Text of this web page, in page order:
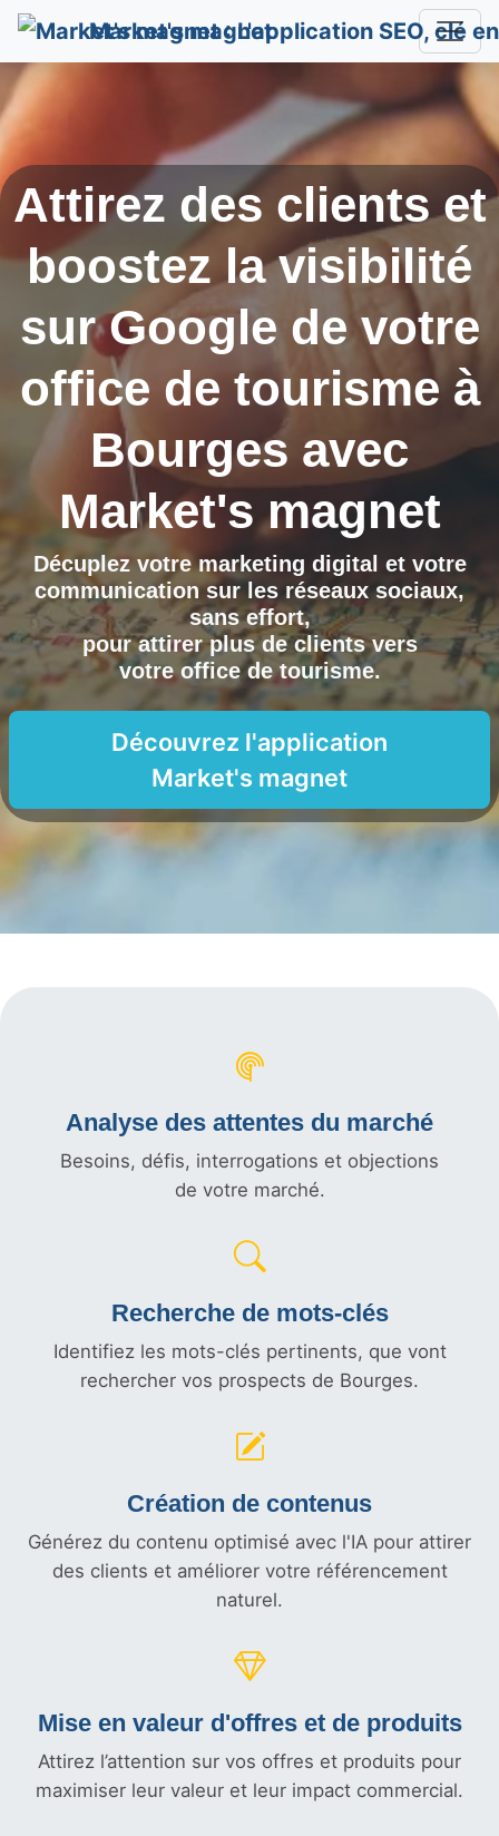
Market's magnet
Attirez des clients et
boostez la visibilité
sur Google de votre
office de tourisme à
Bourges avec
Market's magnet
Décuplez votre marketing digital et votre
communication sur les réseaux sociaux,
sans effort,
pour attirer plus de clients vers
votre office de tourisme.
Découvrez l'application
Market's magnet
Analyse des attentes du marché
Besoins, défis, interrogations et objections
de votre marché.
Recherche de mots-clés
Identifiez les mots-clés pertinents, que vont
rechercher vos prospects de Bourges.
Création de contenus
Générez du contenu optimisé avec l'IA pour attirer
des clients et améliorer votre référencement
naturel.
Mise en valeur d'offres et de produits
Attirez l’attention sur vos offres et produits pour
maximiser leur valeur et leur impact commercial.